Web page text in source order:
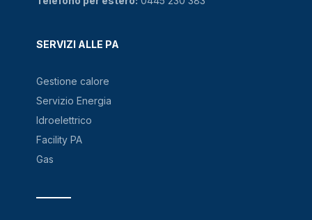
SERVIZI ALLE PA
Gestione calore
Servizio Energia
Idroelettrico
Facility PA
Gas